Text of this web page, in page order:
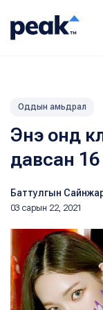
Оддын амьдрал
Энэ онд
давсан 16
Баттулгын
03 сарын 22, 2021